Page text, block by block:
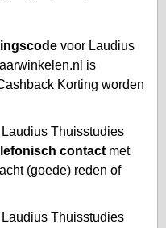
voor Laudius
is
Korting worden
Thuisstudies
contact met
(goede) reden of
Thuisstudies